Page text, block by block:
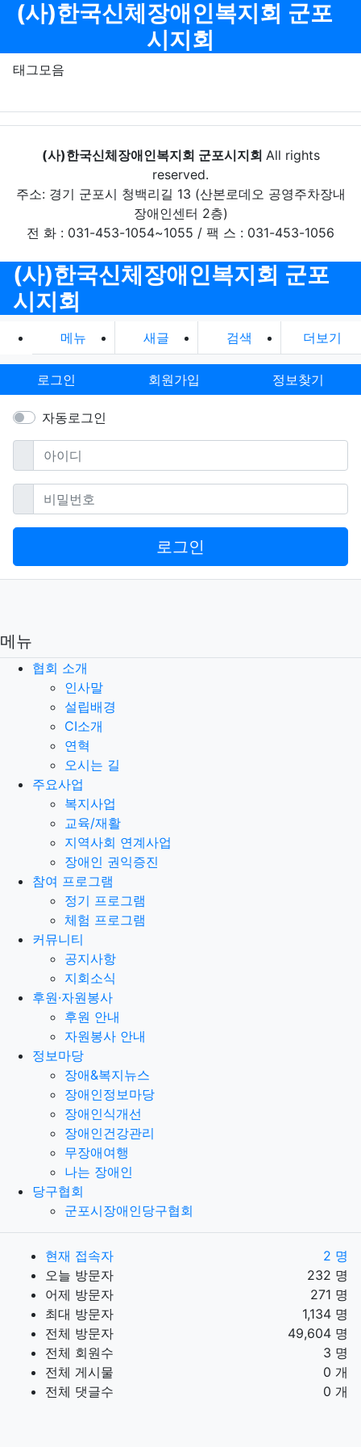
메뉴
(사)한국신체장애인복지회 군포
시지회
태그모음
(사)한국신체장애인복지회 군포시지회 All rights
reserved.
주소: 경기 군포시 청백리길 13 (산본로데오 공영주차장내
장애인센터 2층)
전 화 : 031-453-1054~1055 / 팩 스 : 031-453-1056
(사)한국신체장애인복지회 군포
시지회
메뉴 새글 검색 더보기
로그인 회원가입 정보찾기
자동로그인
아이디필수
비밀번호필수
로그인
메뉴
협회 소개
인사말
설립배경
CI소개
연혁
오시는 길
주요사업
복지사업
교육/재활
지역사회 연계사업
장애인 권익증진
참여 프로그램
정기 프로그램
체험 프로그램
커뮤니티
공지사항
지회소식
후원·자원봉사
후원 안내
자원봉사 안내
정보마당
장애&복지뉴스
장애인정보마당
장애인식개선
장애인건강관리
무장애여행
나는 장애인
당구협회
군포시장애인당구협회
현재 접속자
2 명
오늘 방문자
232 명
어제 방문자
271 명
최대 방문자
1,134 명
전체 방문자
49,604 명
전체 회원수
3 명
전체 게시물
0 개
전체 댓글수
0 개